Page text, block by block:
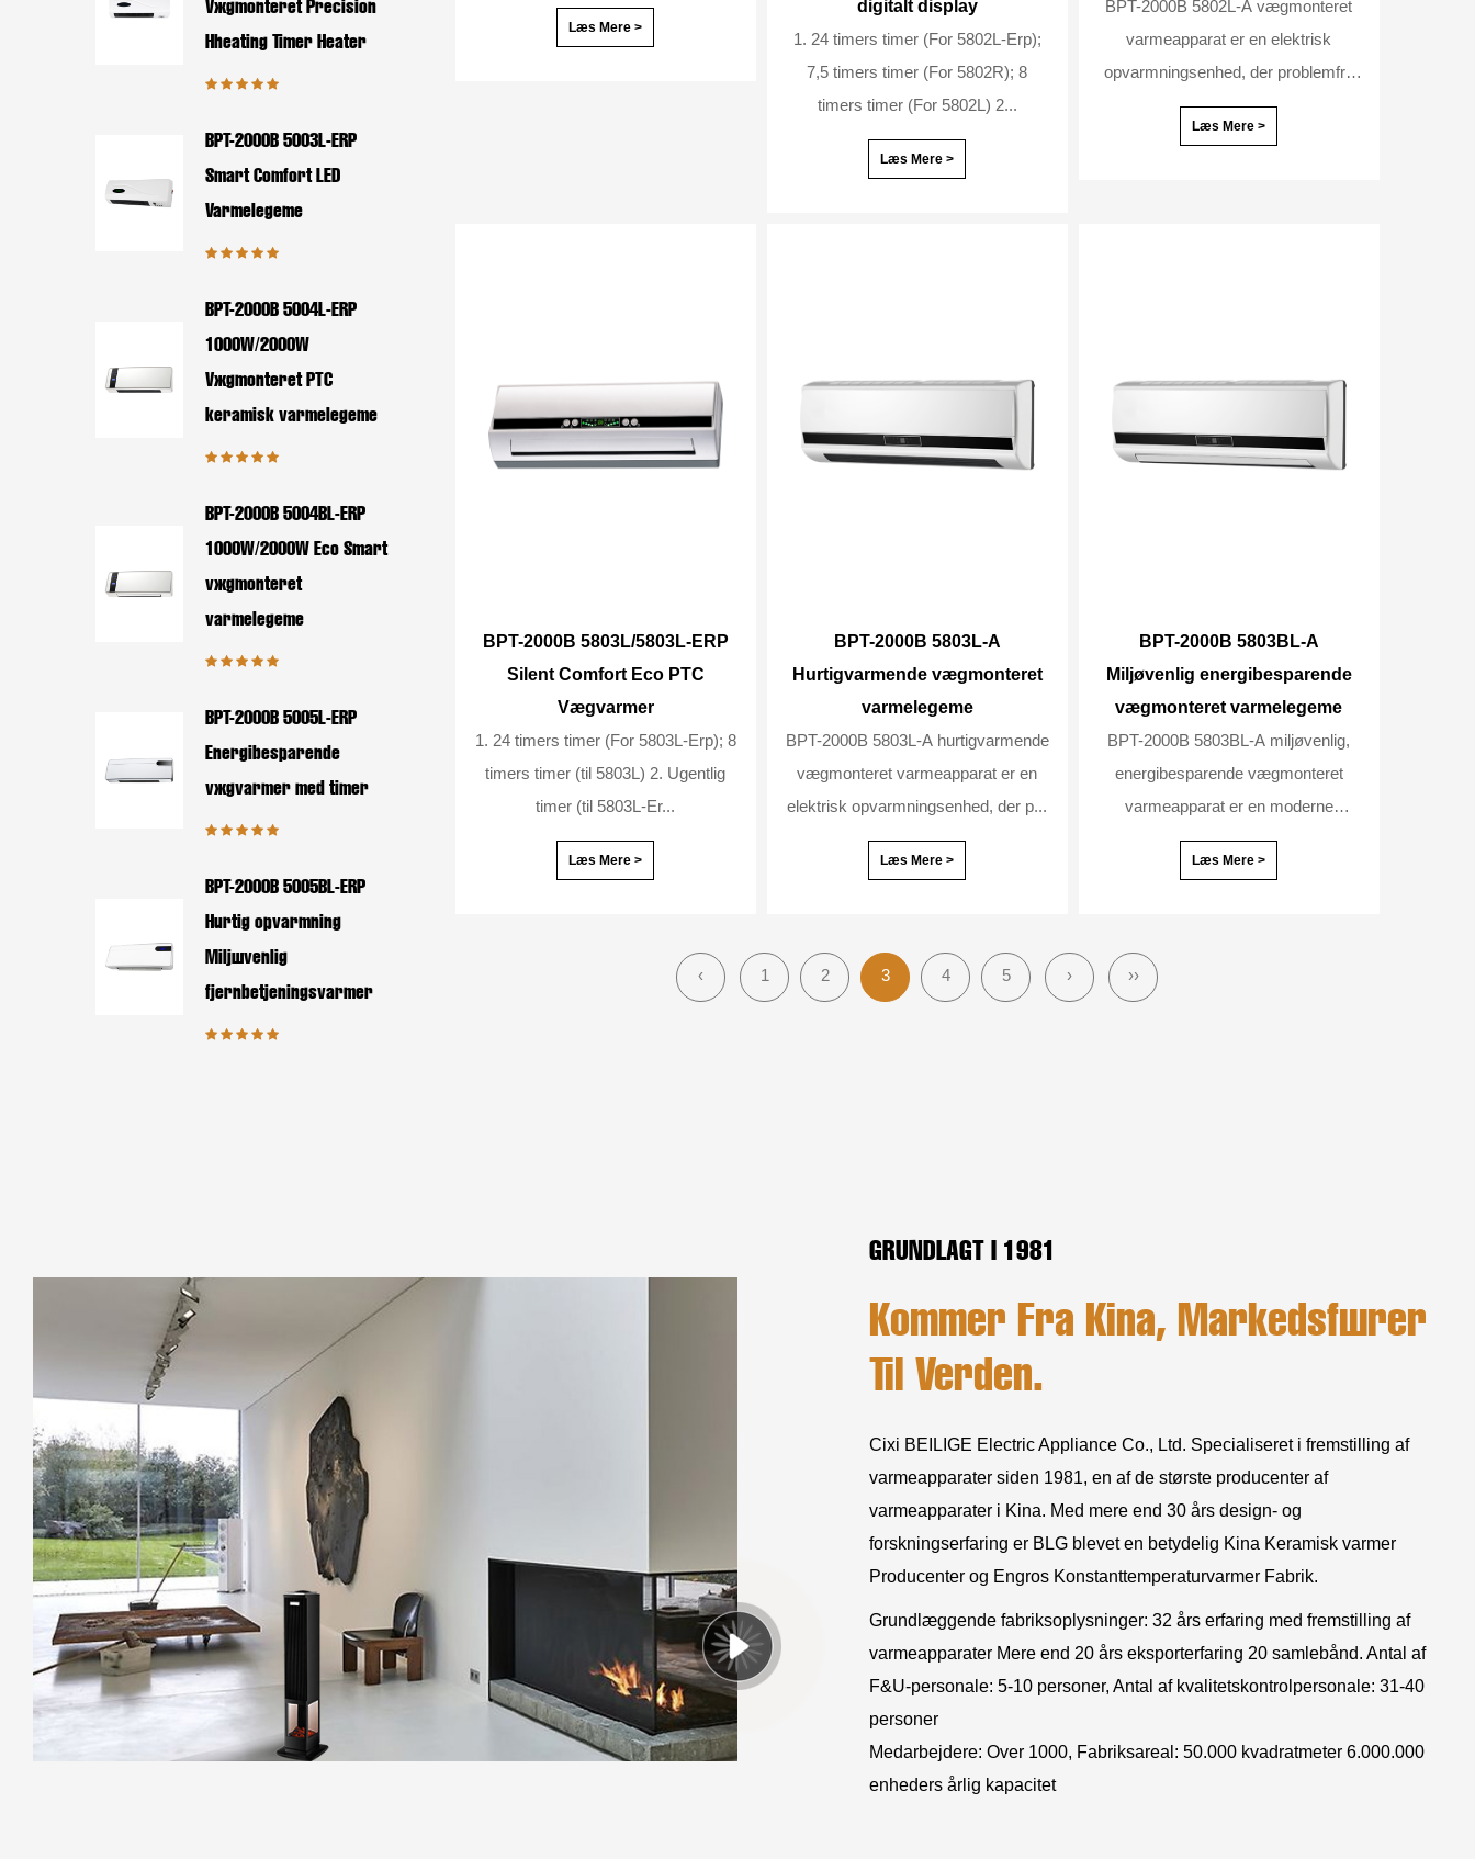
Vægmonteret Precision
Hheating Timer Heater
BPT-2000B 5003L-ERP
Smart Comfort LED
Varmelegeme
BPT-2000B 5004L-ERP
1000W/2000W
Vægmonteret PTC
keramisk varmelegeme
BPT-2000B 5004BL-ERP
1000W/2000W Eco Smart
vægmonteret
varmelegeme
BPT-2000B 5005L-ERP
Energibesparende
vægvarmer med timer
BPT-2000B 5005BL-ERP
Hurtig opvarmning
Miljøvenlig
fjernbetjeningsvarmer
Læs Mere >
digitalt display
1. 24 timers timer (For 5802L-Erp);
7,5 timers timer (For 5802R); 8
timers timer (For 5802L) 2...
Læs Mere >
BPT-2000B 5802L-A vægmonteret
varmeapparat er en elektrisk
opvarmningsenhed, der problemfrit
komb...
Læs Mere >
BPT-2000B 5803L/5803L-ERP
Silent Comfort Eco PTC
Vægvarmer
1. 24 timers timer (For 5803L-Erp); 8
timers timer (til 5803L) 2. Ugentlig
timer (til 5803L-Er...
Læs Mere >
BPT-2000B 5803L-A
Hurtigvarmende vægmonteret
varmelegeme
BPT-2000B 5803L-A hurtigvarmende
vægmonteret varmeapparat er en
elektrisk opvarmningsenhed, der p...
Læs Mere >
BPT-2000B 5803BL-A
Miljøvenlig energibesparende
vægmonteret varmelegeme
BPT-2000B 5803BL-A miljøvenlig,
energibesparende vægmonteret
varmeapparat er en moderne
elektrisk...
Læs Mere >
‹ 1 2 3 4 5 › ››
GRUNDLAGT I 1981
Kommer Fra Kina, Markedsfører
Til Verden.
Cixi BEILIGE Electric Appliance Co., Ltd. Specialiseret i fremstilling af
varmeapparater siden 1981, en af de største producenter af
varmeapparater i Kina. Med mere end 30 års design- og
forskningserfaring er BLG blevet en betydelig Kina Keramisk varmer
Producenter og Engros Konstanttemperaturvarmer Fabrik.
Grundlæggende fabriksoplysninger: 32 års erfaring med fremstilling af
varmeapparater Mere end 20 års eksporterfaring 20 samlebånd. Antal af
F&U-personale: 5-10 personer, Antal af kvalitetskontrolpersonale: 31-40
personer
Medarbejdere: Over 1000, Fabriksareal: 50.000 kvadratmeter 6.000.000
enheders årlig kapacitet